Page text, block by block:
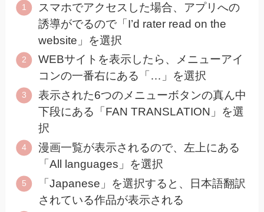
スマホでアクセスした場合、アプリへの
誘導がでるので「I’d rater read on the
website」を選択
WEBサイトを表示したら、メニューアイ
コンの一番右にある「…」を選択
表示された6つのメニューボタンの真ん中
下段にある「FAN TRANSLATION」を選
択
漫画一覧が表示されるので、左上にある
「All languages」を選択
「Japanese」を選択すると、日本語翻訳
されている作品が表示される